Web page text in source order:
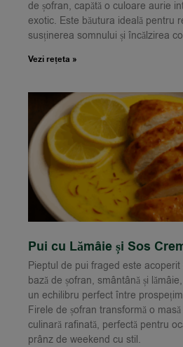
de șofran, capătă o culoare aurie
exotic. Este băutura ideală pentru
susținerea somnului și încălzirea
Vezi rețeta »
Pui cu Lămâie și Sos
Pieptul de pui fraged este
bază de șofran, smântână și
un echilibru perfect între
Firele de șofran transformă o
culinară rafinată, perfectă pentru
prânz de weekend cu stil.